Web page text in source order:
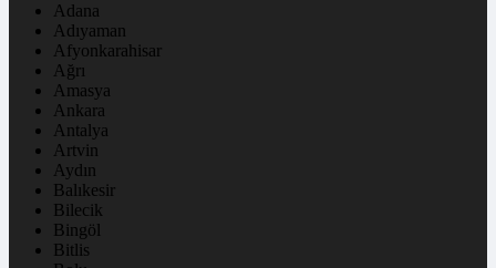
Adana
Adıyaman
Afyonkarahisar
Ağrı
Amasya
Ankara
Antalya
Artvin
Aydın
Balıkesir
Bilecik
Bingöl
Bitlis